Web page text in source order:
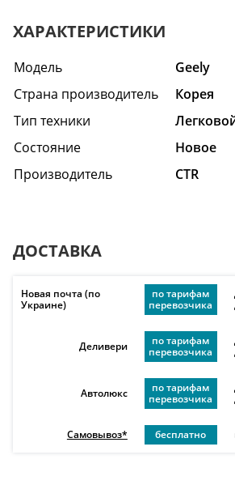
ХАРАКТЕРИСТИКИ
Модель
Geely
Страна производитель
Корея
Тип техники
Состояние
Новое
Производитель
CTR
ДОСТАВКА
Новая почта (по
Украине)
по тарифам
перевозчика
Деливери
по тарифам
перевозчика
Автолюкс
по тарифам
перевозчика
Самовывоз* бесплатно